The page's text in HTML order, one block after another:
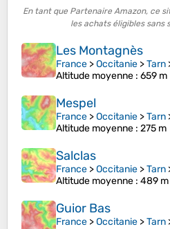
En tant que Partenaire Amazon, ce
les achats éligibles sans
Les Montagnès
France >Occitanie >Tarn
Altitude moyenne : 659 m
Mespel
France >Occitanie >Tarn
Altitude moyenne : 275 m
Salclas
France >Occitanie >Tarn
Altitude moyenne : 489 m
Guior Bas
France >Occitanie >Tarn